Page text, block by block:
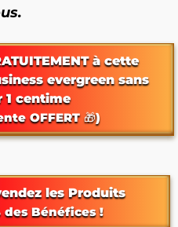
à cette
evergreen sans
1 centime
OFFERT 🎁)
les Produits
des Bénéfices !